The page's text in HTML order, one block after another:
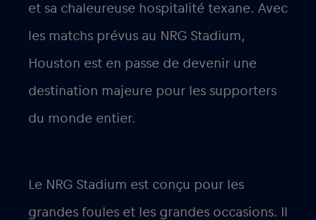
et sa chaleureuse hospitalité texane. Avec
les matchs prévus au NRG Stadium,
Houston est en passe de devenir une
destination majeure pour les supporters
du monde entier.
Le NRG Stadium est conçu pour les
grandes foules et les grandes occasions. Il